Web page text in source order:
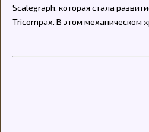
Scalegraph, которая стала
Tricompax. В этом механическом